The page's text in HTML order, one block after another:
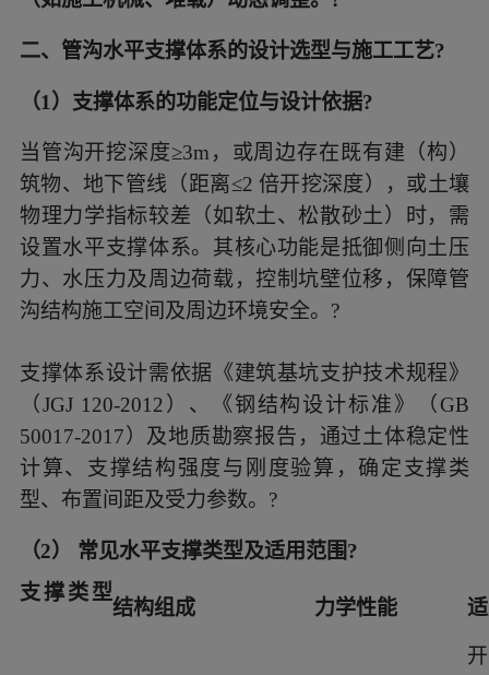
二、管沟水平支撑体系的设计选型与施工工艺?
（1）支撑体系的功能定位与设计依据?
当管沟开挖深度≥3m，或周边存在既有建（构）
筑物、地下管线（距离≤2 倍开挖深度），或土壤
物理力学指标较差（如软土、松散砂土）时，需
设置水平支撑体系。其核心功能是抵御侧向土压
力、水压力及周边荷载，控制坑壁位移，保障管
沟结构施工空间及周边环境安全。?
支撑体系设计需依据《建筑基坑支护技术规程》
（JGJ 120-2012）、《钢结构设计标准》（GB
50017-2017）及地质勘察报告，通过土体稳定性
计算、支撑结构强度与刚度验算，确定支撑类
型、布置间距及受力参数。?
（2） 常见水平支撑类型及适用范围?
支撑类型
结构组成 力学性能